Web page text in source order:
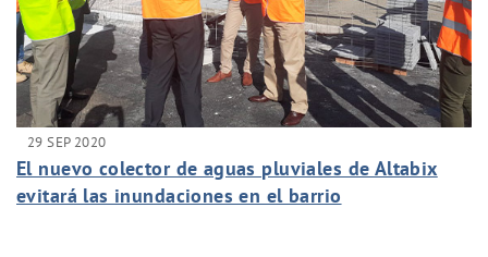
29 SEP 2020
El nuevo colector de aguas pluviales de Altabix
evitará las inundaciones en el barrio